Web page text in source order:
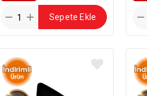
Sepete Ekle